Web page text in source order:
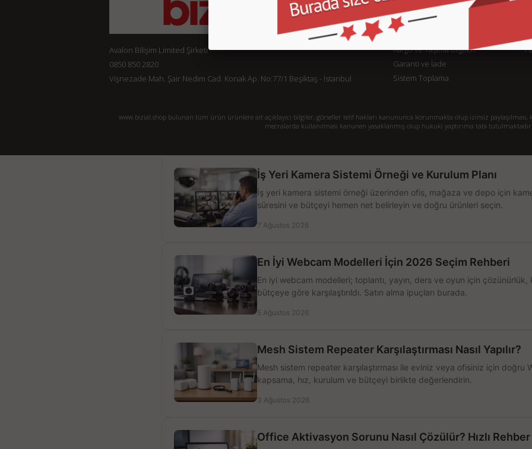
Avalon Bilişim Limited Şirketi
0850 850 2820
Vişnezade Mah. Şair Nedim Cad. Konak Ap. No:77/1 Beşiktaş - İstanbul
Sipariş Takibi
Gizlilik ve Kullanım Şartları
Kargo ve Taşıma Bilgileri
Garanti ve İade
Sistem Toplama
www.bizial.shop bulunan tüm ürün ürünlere ait açıklayıcı bilgiler, görseller telif hakları kanununca korunmakta olup izinsiz paylaşılması,
mecralarda kullanılması kanunen yasaklanmış olup hukuki yaptırıma tabi tutulmaktadır.
İş Yeri Kamera Sistemi Örneği ve Kurulum Planı
İş yeri kamera sistemi örneği üzerinden ofis, mağaza ve depo için
süresini ve bütçeyi hemen net belirleyin ve doğru ürünleri seçin.
7 Ağustos 2026
En İyi Webcam Modelleri İçin 2026 Seçim Rehberi
En iyi webcam modelleri; toplantı, yayın, ders ve oyun için çözünürlük,
bütçeye göre karşılaştırıldı. Satın alma ipuçları burada.
5 Ağustos 2026
Mesh Sistem Repeater Karşılaştırması Nasıl Yapılır?
Mesh sistem repeater karşılaştırması ile eviniz veya ofisiniz için doğru
kapsama, hız, kurulum ve bütçeyi birlikte değerlendirin.
3 Ağustos 2026
Office Aktivasyon Sorunu Nasıl Çözülür? Hızlı Rehber